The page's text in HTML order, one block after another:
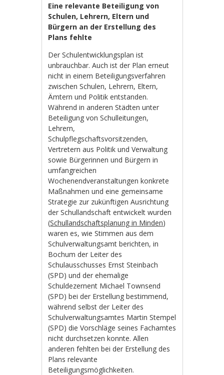
Eine relevante Beteiligung von
Schulen, Lehrern, Eltern und
Bürgern an der Erstellung des
Plans fehlte
Der Schulentwicklungsplan ist
unbrauchbar. Auch ist der Plan erneut
nicht in einem Beteiligungsverfahren
zwischen Schulen, Lehrern, Eltern,
Ämtern und Politik entstanden.
Während in anderen Städten unter
Beteiligung von Schulleitungen,
Lehrern,
Schulpflegschaftsvorsitzenden,
Vertretern aus Politik und Verwaltung
sowie Bürgerinnen und Bürgern in
umfangreichen
Wochenendveranstaltungen konkrete
Maßnahmen und eine gemeinsame
Strategie zur zukünftigen Ausrichtung
der Schullandschaft entwickelt wurden
(Schullandschaftsplanung in Minden)
waren es, wie Stimmen aus dem
Schulverwaltungsamt berichten, in
Bochum der Leiter des
Schulausschusses Ernst Steinbach
(SPD) und der ehemalige
Schuldezernent Michael Townsend
(SPD) bei der Erstellung bestimmend,
während selbst der Leiter des
Schulverwaltungsamtes Martin Stempel
(SPD) die Vorschläge seines Fachamtes
nicht durchsetzen konnte. Allen
anderen fehlten bei der Erstellung des
Plans relevante
Beteiligungsmöglichkeiten.